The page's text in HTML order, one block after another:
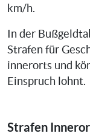
km/h.
In der
Strafen für
innerorts und
Einspruch lohnt.
Strafen